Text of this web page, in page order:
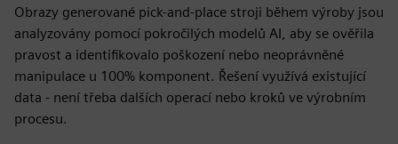
Obrazy generované pick-and-place stroji během výroby jsou
analyzovány pomocí pokročilých modelů AI, aby se ověřila
pravost a identifikovalo poškození nebo neoprávněné
manipulace u 100% komponent. Řešení využívá existující
data - není třeba dalších operací nebo kroků ve výrobním
procesu.